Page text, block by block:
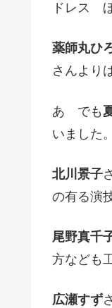
ドレス
薬師丸ひ
さんより
あ でも
いました
北川景子
の有る演
尾野真千
方なども
広瀬すず